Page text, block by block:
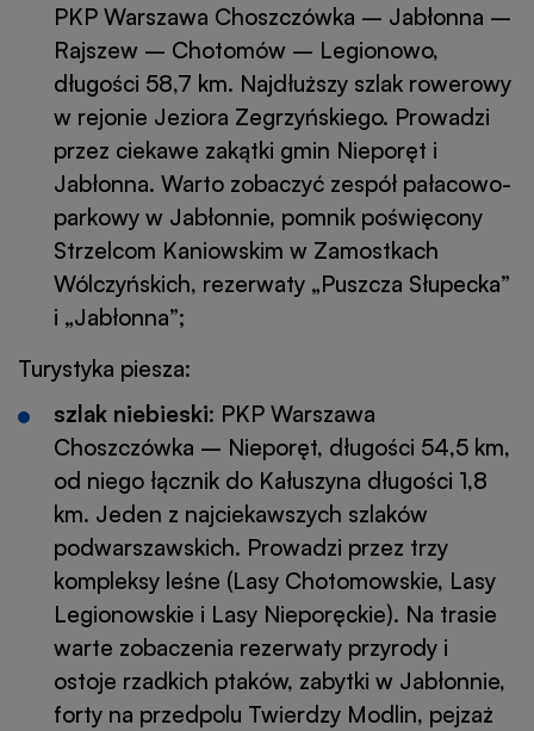
PKP Warszawa Choszczówka – Jabłonna –
Rajszew – Chotomów – Legionowo,
długości 58,7 km. Najdłuższy szlak rowerowy
w rejonie Jeziora Zegrzyńskiego. Prowadzi
przez ciekawe zakątki gmin Nieporęt i
Jabłonna. Warto zobaczyć zespół pałacowo-
parkowy w Jabłonnie, pomnik poświęcony
Strzelcom Kaniowskim w Zamostkach
Wólczyńskich, rezerwaty „Puszcza Słupecka”
i „Jabłonna”;
Turystyka piesza:
szlak niebieski: PKP Warszawa
Choszczówka – Nieporęt, długości 54,5 km,
od niego łącznik do Kałuszyna długości 1,8
km. Jeden z najciekawszych szlaków
podwarszawskich. Prowadzi przez trzy
kompleksy leśne (Lasy Chotomowskie, Lasy
Legionowskie i Lasy Nieporęckie). Na trasie
warte zobaczenia rezerwaty przyrody i
ostoje rzadkich ptaków, zabytki w Jabłonnie,
forty na przedpolu Twierdzy Modlin, pejzaż